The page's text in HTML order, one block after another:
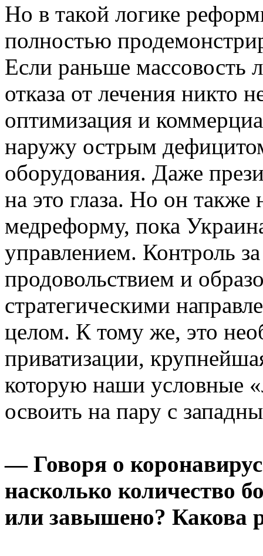
Но в такой логике
полностью
Если раньше массовость
отказа от лечения никто
оптимизация и
наружу острым
оборудования. Даже
на это глаза. Но он также
медреформу, пока
управлением. Контроль
продовольствием и
стратегическими
целом. К тому же, это
приватизации,
которую наши условные
освоить на пару с
— Говоря о
насколько количество
или завышено? Какова